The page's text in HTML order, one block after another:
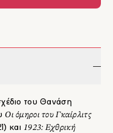
του Θανάση
Οι όμηροι του Γκαίρλιτς
και 1923: Εχθρική